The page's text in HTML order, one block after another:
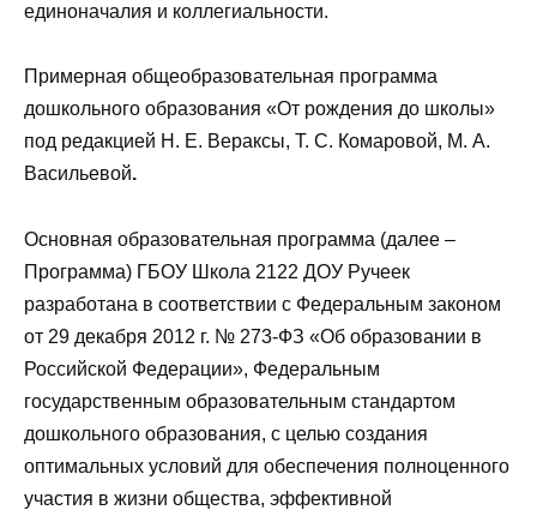
единоначалия и коллегиальности.
Примерная общеобразовательная программа
дошкольного образования «От рождения до школы»
под редакцией Н. Е. Вераксы, Т. С. Комаровой, М. А.
Васильевой.
Основная образовательная программа (далее –
Программа) ГБОУ Школа 2122 ДОУ Ручеек
разработана в соответствии с Федеральным законом
от 29 декабря 2012 г. № 273-ФЗ «Об образовании в
Российской Федерации», Федеральным
государственным образовательным стандартом
дошкольного образования, с целью создания
оптимальных условий для обеспечения полноценного
участия в жизни общества, эффективной